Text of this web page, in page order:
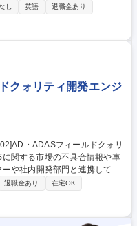
メントや排気関連の幅広い電
様々な国
理、既存製品ラインナップを
る営業との連携を担当。段階
品設計・出図・試作・試験へ
（D-FMEA等）まで一気通貫
りの全体像」を自ら動かす圧
し 英語
退職金あり
クォリティ開発エンジ
や社内開発部門と連携してシ
担う品質改善の司令塔です。
集(2)蓄積された車両・過去
定と改善案策定(サプライヤ
体のマネジメント、技術報告
退職金あり
在宅OK